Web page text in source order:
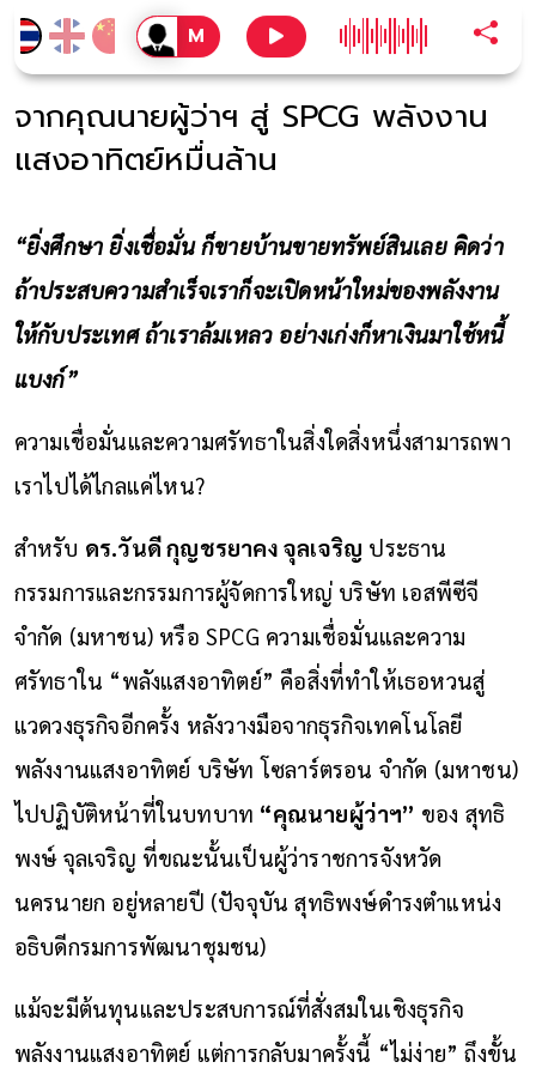
จากคุณนายผู้ว่าฯ สู่ SPCG พลังงาน
แสงอาทิตย์หมื่นล้าน
“ยิ่งศึกษา ยิ่งเชื่อมั่น ก็ขายบ้านขายทรัพย์สินเลย คิดว่า
ถ้าประสบความสำเร็จเราก็จะเปิดหน้าใหม่ของพลังงาน
ให้กับประเทศ ถ้าเราล้มเหลว อย่างเก่งก็หาเงินมาใช้หนี้
แบงก์”
ความเชื่อมั่นและความศรัทธาในสิ่งใดสิ่งหนึ่งสามารถพา
เราไปได้ไกลแค่ไหน?
สำหรับ ดร.วันดี กุญชรยาคง จุลเจริญ ประธาน
กรรมการและกรรมการผู้จัดการใหญ่ บริษัท เอสพีซีจี
จำกัด (มหาชน) หรือ SPCG ความเชื่อมั่นและความ
ศรัทธาใน “พลังแสงอาทิตย์” คือสิ่งที่ทำให้เธอหวนสู่
แวดวงธุรกิจอีกครั้ง หลังวางมือจากธุรกิจเทคโนโลยี
พลังงานแสงอาทิตย์ บริษัท โซลาร์ตรอน จำกัด (มหาชน)
ไปปฏิบัติหน้าที่ในบทบาท “คุณนายผู้ว่าฯ” ของ สุทธิ
พงษ์ จุลเจริญ ที่ขณะนั้นเป็นผู้ว่าราชการจังหวัด
นครนายก อยู่หลายปี (ปัจจุบัน สุทธิพงษ์ดำรงตำแหน่ง
อธิบดีกรมการพัฒนาชุมชน)
แม้จะมีต้นทุนและประสบการณ์ที่สั่งสมในเชิงธุรกิจ
พลังงานแสงอาทิตย์ แต่การกลับมาครั้งนี้ “ไม่ง่าย” ถึงขั้น